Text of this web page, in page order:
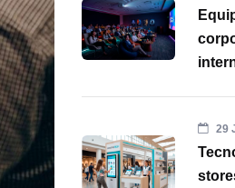
29